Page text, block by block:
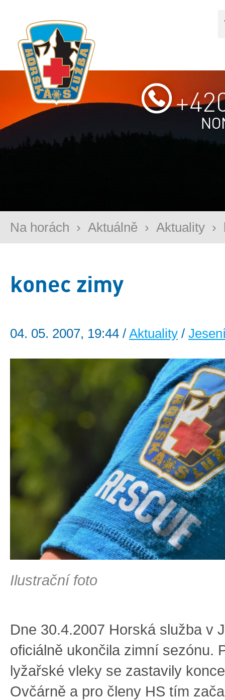
Na horách › Aktuálně › Aktuality ›
konec zimy
04. 05. 2007, 19:44 / Aktuality /
Ilustrační foto
Dne 30.4.2007 Horská služba v
oficiálně ukončila zimní sezónu.
lyžařské vleky se zastavily
Ovčárně a pro členy HS tím